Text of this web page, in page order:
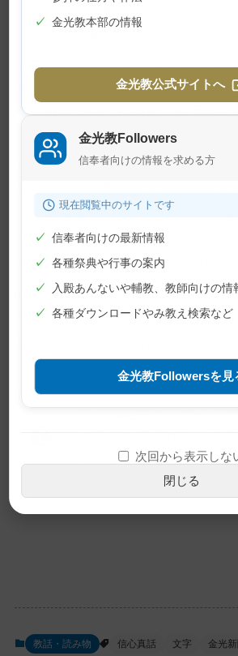
この時、近藤さんの心の中で、
「日本史の教科書に、67年前の
７、８行、阪神淡路大震災はたっ
ずれ東日本大震災も忘れられてい
「私自身、日がたつにつれて関
ところがあります。そうして無関
ていくことが人の悲しみ、神様の
のだと思います」と言い、だから
声〟を意識し、心の感度を研ぎ澄
※この記事は旧サイト
す。ご了承ください。
教話・読み物 信心真話 文字 金光新
✓ 金光教本部の情報
金光教公式サイトへ
金光教Followers
信奉者向けの情報を求める方
現在閲覧中のサイトです
✓ 信奉者向けの最新情報
✓ 各種祭典や行事の案内
✓ 入殿あんないや輔教、教師向けの情
✓ 各種ダウンロードやみ教え検索など
金光教Followersを見
次回から表示しな
閉じる